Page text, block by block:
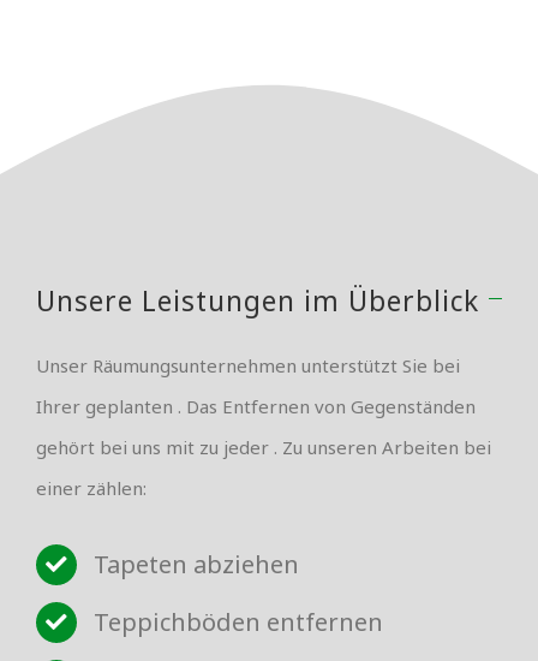
Unsere Leistungen im Überblick
Unser Räumungsunternehmen unterstützt Sie bei
Ihrer geplanten . Das Entfernen von Gegenständen
gehört bei uns mit zu jeder . Zu unseren Arbeiten bei
einer zählen:
Tapeten abziehen
Teppichböden entfernen